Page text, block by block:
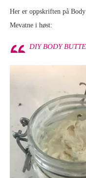
Her er oppskriften på
Mevatne i høst:
DIY BODY